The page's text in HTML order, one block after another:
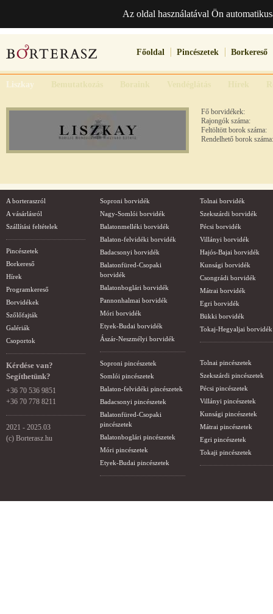
Az oldal használatával Ön
Főoldal Pincészetek Borkereső
Liszkay
Fő borvidékek:
Rajongók száma:
Feltöltött borok száma:
Rendelhető borok száma:
A borteraszról
A vásárlásról
Szállítási feltételek
Pincészetek
Borkereső
Hírek
Programkereső
Borvidékek
Szőlőfajták
Galériák
Csoportok
Kérdése van?
Segíthetünk?
+36 70 536 9851
+36 70 778 8211
2021 - 2025.03
(c) Borterasz.hu
Soproni borvidék
Nagy-Somlói borvidék
Balatonmelléki borvidék
Balaton-felvidéki borvidék
Badacsonyi borvidék
Balatonfüred-Csopaki
borvidék
Balatonboglári borvidék
Pannonhalmai borvidék
Móri borvidék
Etyek-Budai borvidék
Ászár-Neszmélyi borvidék
Soproni pincészetek
Somlói pincészetek
Balaton-felvidéki pincészetek
Badacsonyi pincészetek
Balatonfüred-Csopaki
pincészetek
Balatonboglári pincészetek
Móri pincészetek
Etyek-Budai pincészetek
Tolnai borvidék
Szekszárdi borvidék
Pécsi borvidék
Villányi borvidék
Hajós-Bajai borvidék
Kunsági borvidék
Csongrádi borvidék
Mátrai borvidék
Egri borvidék
Bükki borvidék
Tokaj-Hegyaljai borvidék
Tolnai pincészetek
Szekszárdi pincészetek
Pécsi pincészetek
Villányi pincészetek
Kunsági pincészetek
Mátrai pincészetek
Egri pincészetek
Tokaji pincészetek